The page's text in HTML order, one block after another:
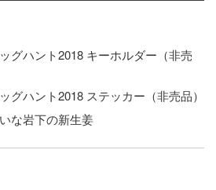
グハント2018 キーホルダー（非売
グハント2018 ステッカー（非売品）
な岩下の新生姜